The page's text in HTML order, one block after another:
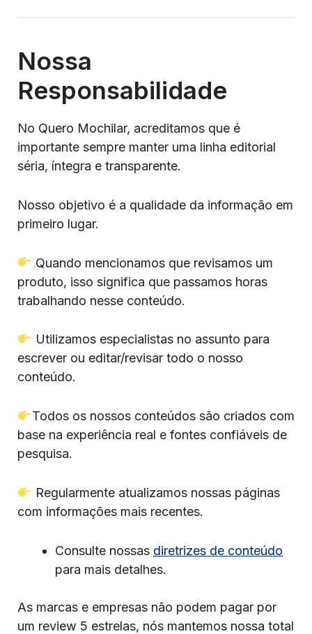
Nossa
Responsabilidade
No Quero Mochilar, acreditamos que é
importante sempre manter uma linha editorial
séria, íntegra e transparente.
Nosso objetivo é a qualidade da informação em
primeiro lugar.
Quando mencionamos que revisamos um
produto, isso significa que passamos horas
trabalhando nesse conteúdo.
Utilizamos especialistas no assunto para
escrever ou editar/revisar todo o nosso
conteúdo.
Todos os nossos conteúdos são criados com
base na experiência real e fontes confiáveis de
pesquisa.
Regularmente atualizamos nossas páginas
com informações mais recentes.
Consulte nossas diretrizes de conteúdo
para mais detalhes.
As marcas e empresas não podem pagar por
um review 5 estrelas, nós mantemos nossa total